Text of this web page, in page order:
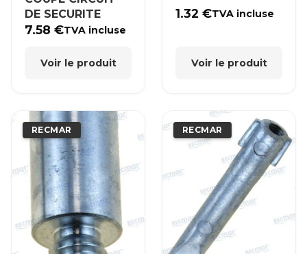
DE SECURITE
7.58€TVA incluse
Voir le produit
1.32€TVA incluse
Voir le produit
RECMAR RECMAR